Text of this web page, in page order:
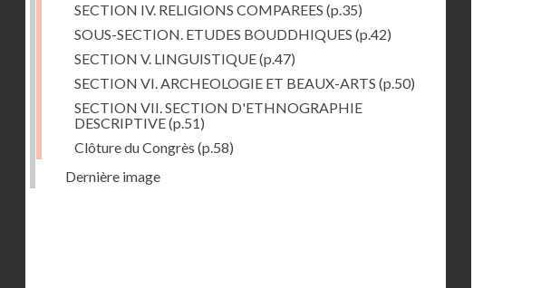
SECTION IV. RELIGIONS COMPAREES (p.35)
SOUS-SECTION. ETUDES BOUDDHIQUES (p.42)
SECTION V. LINGUISTIQUE(p.47)
SECTION VI. ARCHEOLOGIE ET BEAUX-ARTS (p.50)
SECTION VII. SECTION D'ETHNOGRAPHIE
DESCRIPTIVE(p.51)
Clôture du Congrès (p.58)
Dernière image